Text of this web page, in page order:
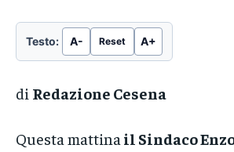
Testo: A- Reset A+
di Redazione Cesena
Questa mattina il Sindaco